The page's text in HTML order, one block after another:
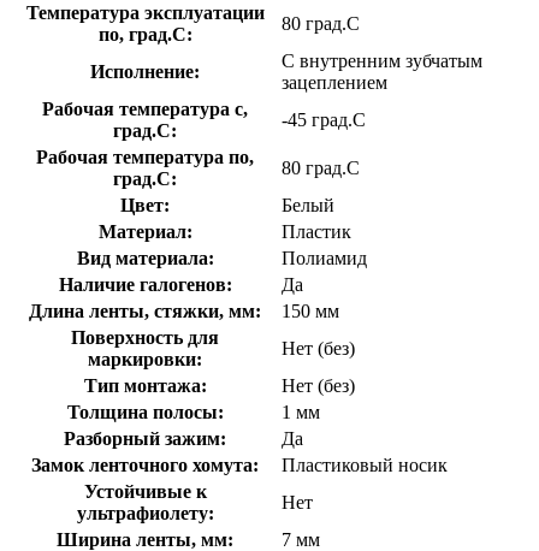
Температура эксплуатации
по, град.C:
80 град.C
Исполнение:
С внутренним зубчатым
зацеплением
Рабочая температура с,
град.C:
-45 град.C
Рабочая температура по,
град.C:
80 град.C
Цвет:
Белый
Материал:
Пластик
Вид материала:
Полиамид
Наличие галогенов:
Да
Длина ленты, стяжки, мм:
150 мм
Поверхность для
маркировки:
Нет (без)
Тип монтажа:
Нет (без)
Толщина полосы:
1 мм
Разборный зажим:
Да
Замок ленточного хомута:
Пластиковый носик
Устойчивые к
ультрафиолету:
Нет
Ширина ленты, мм:
7 мм